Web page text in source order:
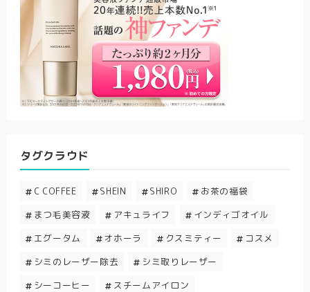
タグクラウド
C COFFEE SHEIN SHIRO
お茶の福袋
まつ毛美容液
アキュライフ
インディゴオイル
エグータム
オホーラ クスミティー
コスメ
シミのレーザー除去
シミ取りレーザー
シーコーヒー
スチームアイロン